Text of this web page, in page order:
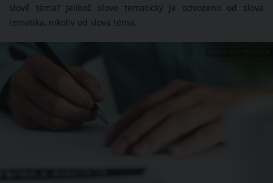
slově téma? Jelikož slovo tematický je odvozeno od slova
tematika, nikoliv od slova téma.